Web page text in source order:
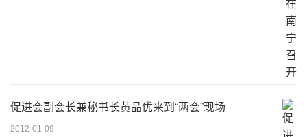
促进会副会长兼秘书长黄品优来到“两会”现场
2012-01-09